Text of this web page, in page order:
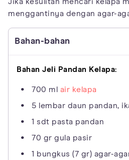
Jika kesulitan mencari kelapa
menggantinya dengan agar-
Bahan-bahan
Bahan Jeli Pandan Kelapa:
700 ml air kelapa
5 lembar daun pandan,
1 sdt pasta pandan
70 gr gula pasir
1 bungkus (7 gr) agar-